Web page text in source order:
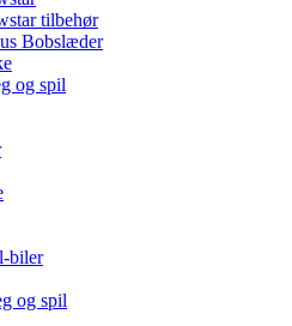
tilbehør
Bobslæder
og spil
biler
og spil